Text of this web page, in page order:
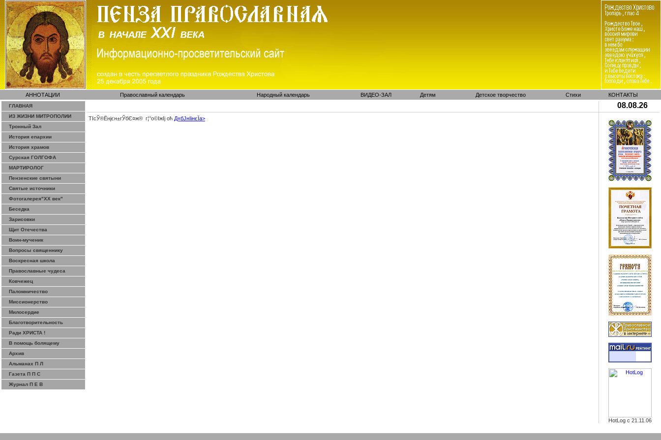
АННОТАЦИИ Православный календарь Народный календарь ВИДЕО-ЗАЛ Детям Детское творчество Стихи КОНТАКТЫ
ГЛАВНАЯ
ИЗ ЖИЗНИ МИТРОПОЛИИ
Тронный Зал
История епархии
История храмов
Сурская ГОЛГОФА
МАРТИРОЛОГ
Пензенские святыни
Святые источники
Фотогалерея"ХХ век"
Беседка
Зарисовки
Щит Отечества
Воин-мученик
Вопросы священнику
Воскресная школа
Православные чудеса
Ковчежец
Паломничество
Миссионерство
Милосердие
Благотворительность
Ради ХРИСТА !
В помощь болящему
Архив
Альманах П Л
Газета П П С
Журнал П Е В
08.08.26
ТІсЎ®Ёнјєн±­гЎ­бЄ¤ж® г¦°о©ІжІј оћ Д«бЈ­нІінєЇa>
HotLog с 21.11.06